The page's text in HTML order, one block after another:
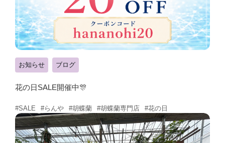
お知らせ ブログ
花の日SALE開催中🎊
#SALE #らんや #胡蝶蘭 #胡蝶蘭専門店 #花の日